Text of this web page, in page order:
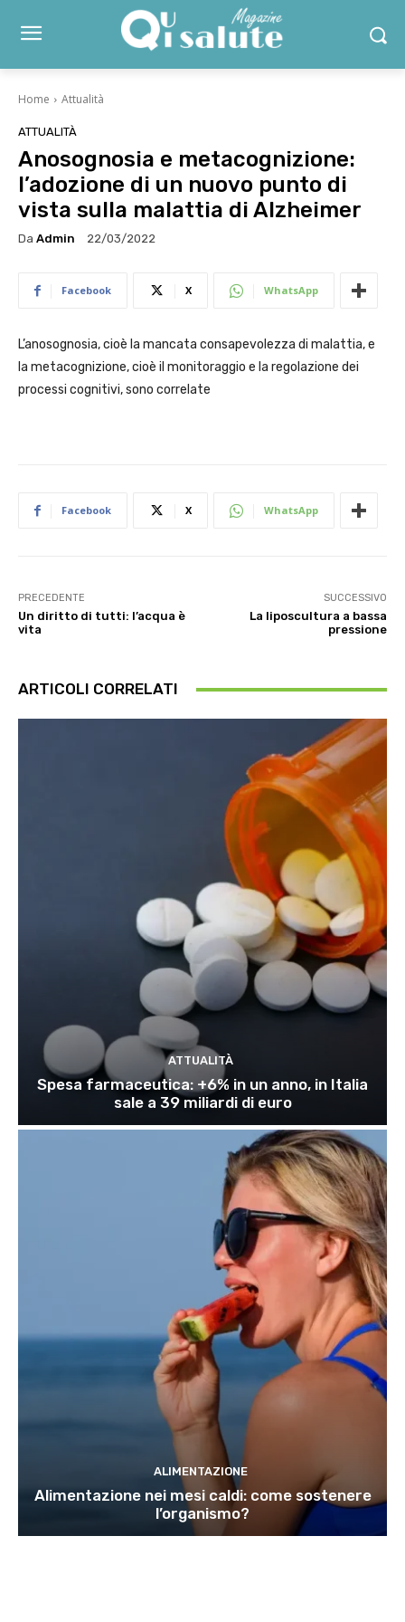
Home Attualità
ATTUALITÀ
Anosognosia e metacognizione:
l’adozione di un nuovo punto di
vista sulla malattia di Alzheimer
Da Admin 22/03/2022
Facebook X WhatsApp
L’anosognosia, cioè la mancata consapevolezza di malattia, e
la metacognizione, cioè il monitoraggio e la regolazione dei
processi cognitivi, sono correlate
Facebook X WhatsApp
PRECEDENTE
Un diritto di tutti: l’acqua è
vita
SUCCESSIVO
La liposcultura a bassa
pressione
ARTICOLI CORRELATI
ATTUALITÀ
Spesa farmaceutica: +6% in un anno, in Italia
sale a 39 miliardi di euro
ALIMENTAZIONE
Alimentazione nei mesi caldi: come sostenere
l’organismo?